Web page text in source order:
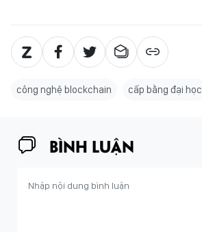
công nghệ blockchain cấp bằng đại học
BÌNH LUẬN